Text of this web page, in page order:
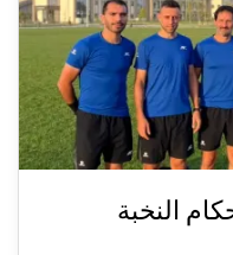
النخبة